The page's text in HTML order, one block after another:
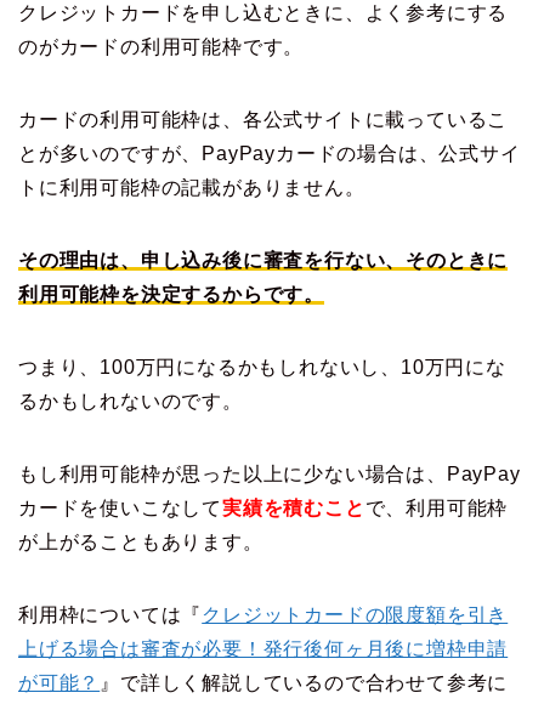
クレジットカードを申し込むときに、よく参考にする
のがカードの利用可能枠です。
カードの利用可能枠は、各公式サイトに載っているこ
とが多いのですが、PayPayカードの場合は、公式サイ
トに利用可能枠の記載がありません。
その理由は、申し込み後に審査を行ない、そのときに
利用可能枠を決定するからです。
つまり、100万円になるかもしれないし、10万円にな
るかもしれないのです。
もし利用可能枠が思った以上に少ない場合は、PayPay
カードを使いこなして実績を積むこと で、利用可能枠
が上がることもあります。
利用枠については『 クレジットカードの限度額を引き
上げる場合は審査が必要！発行後何ヶ月後に増枠申請
が可能？ 』で詳しく解説しているので合わせて参考に